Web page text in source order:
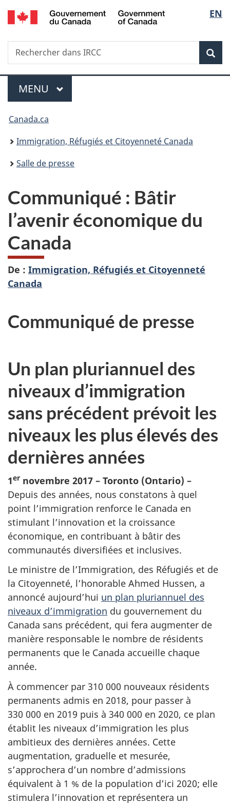
Passer
au
Passer
à
du
Passer
à
simplifiée
de
la
EN
Recherche
Rechercher
dans
Menu
MENU PRINCIPAL
Vous
êtes
ici :
Canada.ca
Immigration, Réfugiés et Citoyenneté Canada
Salle de presse
Communiqué : Bâtir
l’avenir économique du
Canada
De : Immigration, Réfugiés et Citoyenneté
Canada
Communiqué de presse
Un plan pluriannuel des
niveaux d’immigration
sans précédent prévoit les
niveaux les plus élevés des
dernières années
1er novembre 2017 – Toronto (Ontario) –
Depuis des années, nous constatons à quel
point l’immigration renforce le Canada en
stimulant l’innovation et la croissance
économique, en contribuant à bâtir des
communautés diversifiées et inclusives.
Le ministre de l’Immigration, des Réfugiés et de
la Citoyenneté, l’honorable Ahmed Hussen, a
annoncé aujourd’hui un plan pluriannuel des
niveaux d’immigration du gouvernement du
Canada sans précédent, qui fera augmenter de
manière responsable le nombre de résidents
permanents que le Canada accueille chaque
année.
À commencer par 310 000 nouveaux résidents
permanents admis en 2018, pour passer à
330 000 en 2019 puis à 340 000 en 2020, ce plan
établit les niveaux d’immigration les plus
ambitieux des dernières années. Cette
augmentation, graduelle et mesurée,
s’approchera d’un nombre d’admissions
équivalent à 1 % de la population d’ici 2020; elle
stimulera l’innovation et représentera un